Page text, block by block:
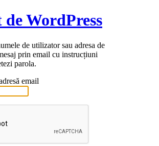
WordPress
de utilizator sau adresa de
prin email cu instrucțiuni
parola.
email